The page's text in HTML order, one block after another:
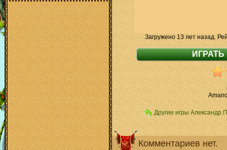
Загружено 13 лет назад.
Другие игры Александр
Комментариев нет.